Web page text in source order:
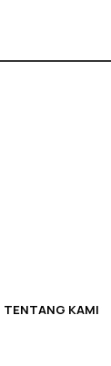
TENTANG KAMI